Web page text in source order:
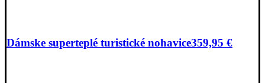
Dámske superteplé turistické nohavice359,95 €